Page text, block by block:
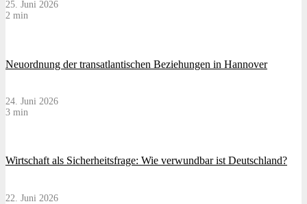
25. Juni 2026
2 min
Neuordnung der transatlantischen Beziehungen in Hannover
24. Juni 2026
3 min
Wirtschaft als Sicherheitsfrage: Wie verwundbar ist Deutschland?
22. Juni 2026